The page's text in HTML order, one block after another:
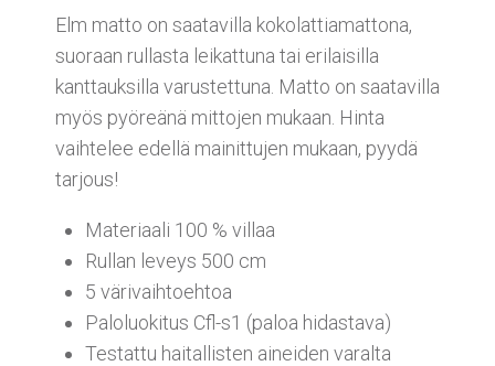
Elm matto on saatavilla kokolattiamattona,
suoraan rullasta leikattuna tai erilaisilla
kanttauksilla varustettuna. Matto on saatavilla
myös pyöreänä mittojen mukaan. Hinta
vaihtelee edellä mainittujen mukaan, pyydä
tarjous!
Materiaali 100 % villaa
Rullan leveys 500 cm
5 värivaihtoehtoa
Paloluokitus Cfl-s1 (paloa hidastava)
Testattu haitallisten aineiden varalta